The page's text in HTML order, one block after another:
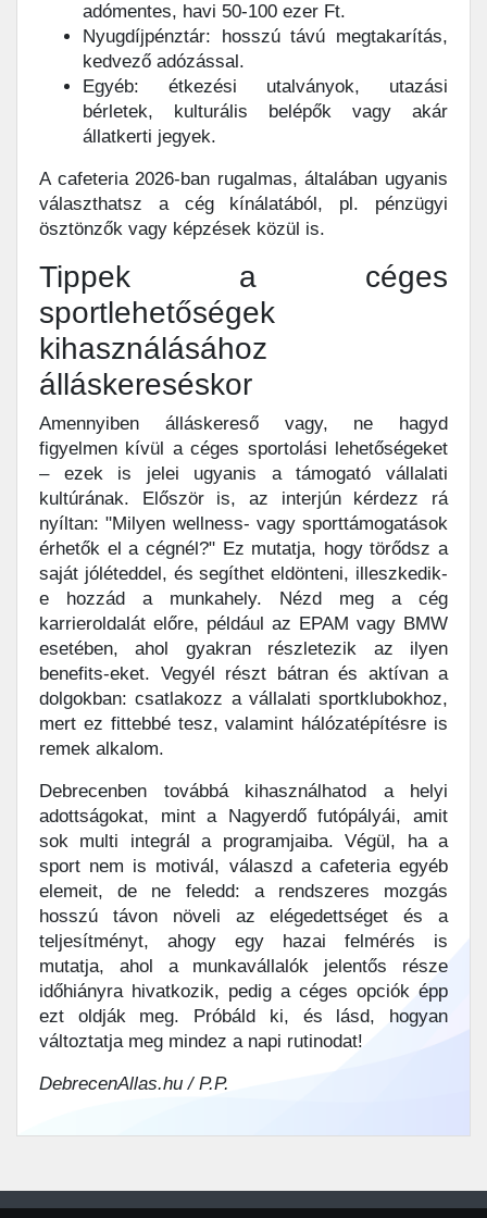
adómentes, havi 50-100 ezer Ft.
Nyugdíjpénztár: hosszú távú megtakarítás,
kedvező adózással.
Egyéb: étkezési utalványok, utazási
bérletek, kulturális belépők vagy akár
állatkerti jegyek.
A cafeteria 2026-ban rugalmas, általában ugyanis
választhatsz a cég kínálatából, pl. pénzügyi
ösztönzők vagy képzések közül is.
Tippek a céges
sportlehetőségek
kihasználásához
álláskereséskor
Amennyiben álláskereső vagy, ne hagyd
figyelmen kívül a céges sportolási lehetőségeket
– ezek is jelei ugyanis a támogató vállalati
kultúrának. Először is, az interjún kérdezz rá
nyíltan: "Milyen wellness- vagy sporttámogatások
érhetők el a cégnél?" Ez mutatja, hogy törődsz a
saját jóléteddel, és segíthet eldönteni, illeszkedik-
e hozzád a munkahely. Nézd meg a cég
karrieroldalát előre, például az EPAM vagy BMW
esetében, ahol gyakran részletezik az ilyen
benefits-eket. Vegyél részt bátran és aktívan a
dolgokban: csatlakozz a vállalati sportklubokhoz,
mert ez fittebbé tesz, valamint hálózatépítésre is
remek alkalom.
Debrecenben továbbá kihasználhatod a helyi
adottságokat, mint a Nagyerdő futópályái, amit
sok multi integrál a programjaiba. Végül, ha a
sport nem is motivál, válaszd a cafeteria egyéb
elemeit, de ne feledd: a rendszeres mozgás
hosszú távon növeli az elégedettséget és a
teljesítményt, ahogy egy hazai felmérés is
mutatja, ahol a munkavállalók jelentős része
időhiányra hivatkozik, pedig a céges opciók épp
ezt oldják meg. Próbáld ki, és lásd, hogyan
változtatja meg mindez a napi rutinodat!
DebrecenAllas.hu / P.P.